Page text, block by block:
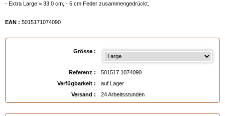
- Extra Large = 33.0 cm, - 5 cm Feder zusammengedrückt.
EAN : 5015171074090
Grösse :
Referenz :
501517 1074090
Verfügbarkeit :
auf Lager
Versand :
24 Arbeitsstunden